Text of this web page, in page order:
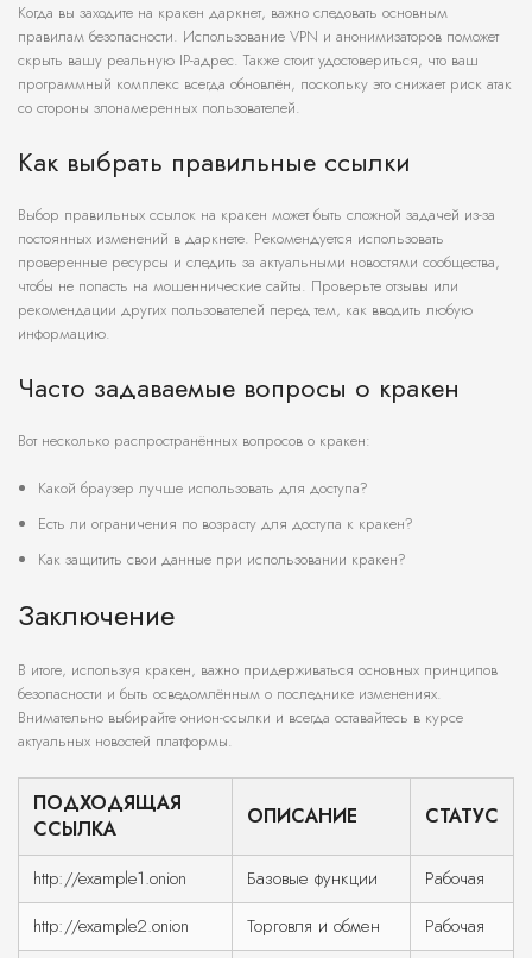
Когда вы заходите на кракен даркнет, важно следовать основным
правилам безопасности. Использование VPN и анонимизаторов поможет
скрыть вашу реальную IP-адрес. Также стоит удостовериться, что ваш
программный комплекс всегда обновлён, поскольку это снижает риск атак
со стороны злонамеренных пользователей.
Как выбрать правильные ссылки
Выбор правильных ссылок на кракен может быть сложной задачей из-за
постоянных изменений в даркнете. Рекомендуется использовать
проверенные ресурсы и следить за актуальными новостями сообщества,
чтобы не попасть на мошеннические сайты. Проверьте отзывы или
рекомендации других пользователей перед тем, как вводить любую
информацию.
Часто задаваемые вопросы о кракен
Вот несколько распространённых вопросов о кракен:
Какой браузер лучше использовать для доступа?
Есть ли ограничения по возрасту для доступа к кракен?
Как защитить свои данные при использовании кракен?
Заключение
В итоге, используя кракен, важно придерживаться основных принципов
безопасности и быть осведомлённым о последнике изменениях.
Внимательно выбирайте онион-ссылки и всегда оставайтесь в курсе
актуальных новостей платформы.
ПОДХОДЯЩАЯ
ССЫЛКА
ОПИСАНИЕ СТАТУС
http://example1.onion Базовые функции
Рабочая
http://example2.onion
Торговля и обмен Рабочая